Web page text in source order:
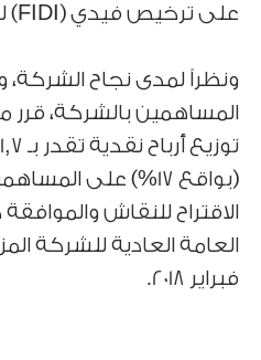
على ترخيص فيدي (FIDI) لعمليات الانتقال الدولية.
ونظراً لمدى نجاح الشركة،
(بواقع 17%) على
الاقتراح للنقاش
فبراير 2018.